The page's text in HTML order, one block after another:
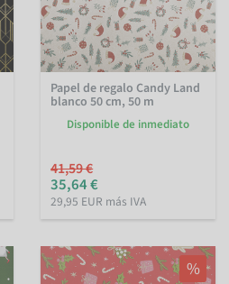
Papel de regalo Candy Land
blanco 50 cm, 50 m
Disponible de inmediato
41,59 €
35,64 €
29,95 EUR más IVA
%